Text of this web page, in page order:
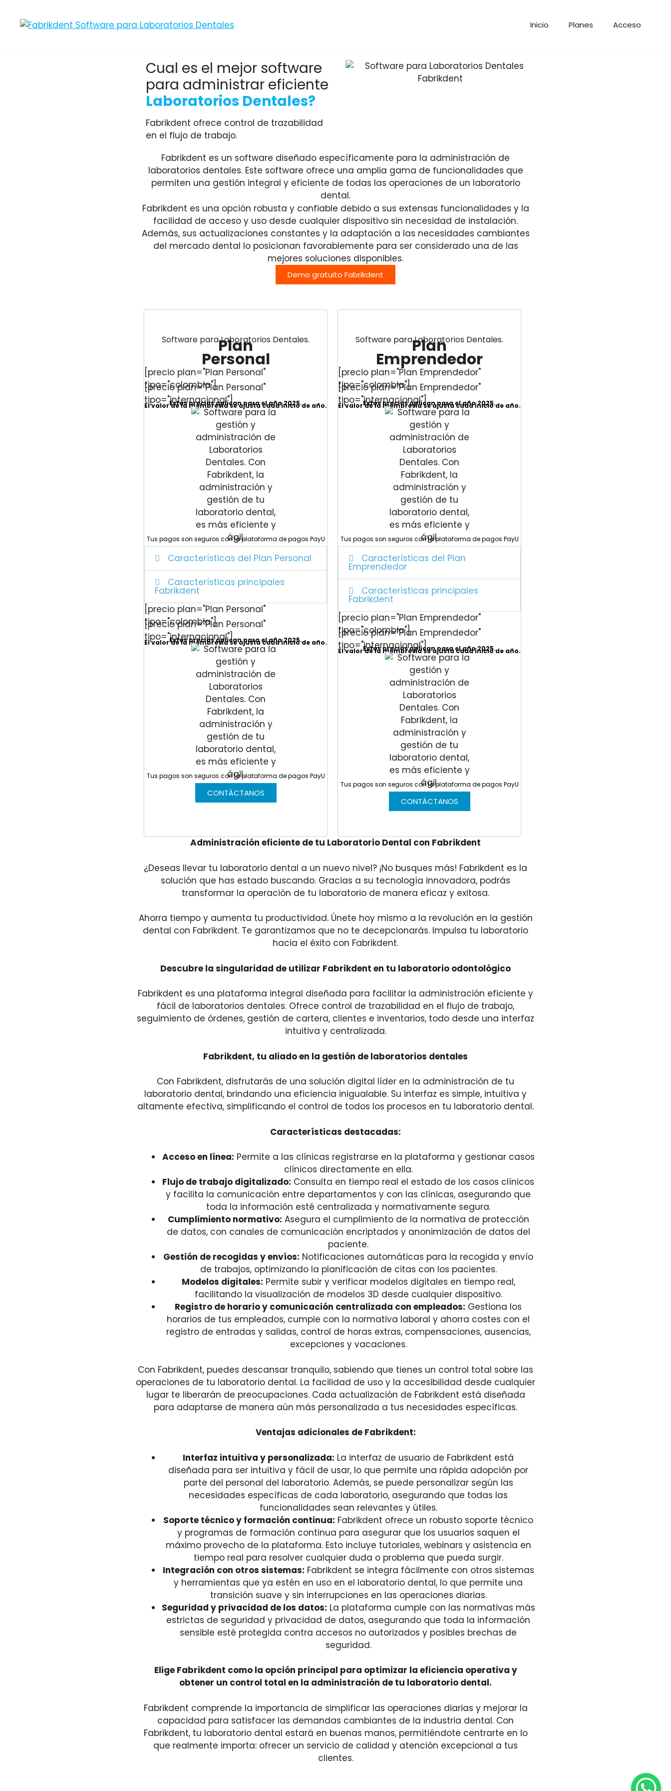
Inicio Planes Acceso
Cual es el mejor software
para administrar eficiente
Laboratorios Dentales?
Fabrikdent ofrece control de trazabilidad
en el flujo de trabajo.
Fabrikdent es un software diseñado específicamente para la administración de
laboratorios dentales. Este software ofrece una amplia gama de funcionalidades que
permiten una gestión integral y eficiente de todas las operaciones de un laboratorio
dental.
Fabrikdent es una opción robusta y confiable debido a sus extensas funcionalidades y la
facilidad de acceso y uso desde cualquier dispositivo sin necesidad de instalación.
Además, sus actualizaciones constantes y la adaptación a las necesidades cambiantes
del mercado dental lo posicionan favorablemente para ser considerado una de las
mejores soluciones disponibles​.
Demo gratuito Fabrikdent
Software para Laboratorios Dentales.
Plan
Personal
[precio plan="Plan Personal"
tipo="colombia"]
[precio plan="Plan Personal"
tipo="internacional"]
El valor de la membresía se ajusta cada inicio de año.
Estos precios aplican para el año 2025.
Tus pagos son seguros con la plataforma de pagos PayU
Características del Plan Personal
Características principales
Fabrikdent
[precio plan="Plan Personal"
tipo="colombia"]
[precio plan="Plan Personal"
tipo="internacional"]
El valor de la membresía se ajusta cada inicio de año.
Estos precios aplican para el año 2025.
Tus pagos son seguros con la plataforma de pagos PayU
CONTÁCTANOS
Software para Laboratorios Dentales.
Plan
Emprendedor
[precio plan="Plan Emprendedor"
tipo="colombia"]
[precio plan="Plan Emprendedor"
tipo="internacional"]
El valor de la membresía se ajusta cada inicio de año.
Estos precios aplican para el año 2025.
Tus pagos son seguros con la plataforma de pagos PayU
Características del Plan
Emprendedor
Características principales
Fabrikdent
[precio plan="Plan Emprendedor"
tipo="colombia"]
[precio plan="Plan Emprendedor"
tipo="internacional"]
El valor de la membresía se ajusta cada inicio de año.
Estos precios aplican para el año 2025.
Tus pagos son seguros con la plataforma de pagos PayU
CONTÁCTANOS
Administración eficiente de tu Laboratorio Dental con Fabrikdent
¿Deseas llevar tu laboratorio dental a un nuevo nivel? ¡No busques más! Fabrikdent es la
solución que has estado buscando. Gracias a su tecnología innovadora, podrás
transformar la operación de tu laboratorio de manera eficaz y exitosa.
Ahorra tiempo y aumenta tu productividad. Únete hoy mismo a la revolución en la gestión
dental con Fabrikdent. Te garantizamos que no te decepcionarás. Impulsa tu laboratorio
hacia el éxito con Fabrikdent.
Descubre la singularidad de utilizar Fabrikdent en tu laboratorio odontológico
Fabrikdent es una plataforma integral diseñada para facilitar la administración eficiente y
fácil de laboratorios dentales. Ofrece control de trazabilidad en el flujo de trabajo,
seguimiento de órdenes, gestión de cartera, clientes e inventarios, todo desde una interfaz
intuitiva y centralizada.
Fabrikdent, tu aliado en la gestión de laboratorios dentales
Con Fabrikdent, disfrutarás de una solución digital líder en la administración de tu
laboratorio dental, brindando una eficiencia inigualable. Su interfaz es simple, intuitiva y
altamente efectiva, simplificando el control de todos los procesos en tu laboratorio dental.
Características destacadas:
Acceso en línea: Permite a las clínicas registrarse en la plataforma y gestionar casos
clínicos directamente en ella.
Flujo de trabajo digitalizado: Consulta en tiempo real el estado de los casos clínicos
y facilita la comunicación entre departamentos y con las clínicas, asegurando que
toda la información esté centralizada y normativamente segura.
Cumplimiento normativo: Asegura el cumplimiento de la normativa de protección
de datos, con canales de comunicación encriptados y anonimización de datos del
paciente.
Gestión de recogidas y envíos: Notificaciones automáticas para la recogida y envío
de trabajos, optimizando la planificación de citas con los pacientes.
Modelos digitales: Permite subir y verificar modelos digitales en tiempo real,
facilitando la visualización de modelos 3D desde cualquier dispositivo.
Registro de horario y comunicación centralizada con empleados: Gestiona los
horarios de tus empleados, cumple con la normativa laboral y ahorra costes con el
registro de entradas y salidas, control de horas extras, compensaciones, ausencias,
excepciones y vacaciones.
Con Fabrikdent, puedes descansar tranquilo, sabiendo que tienes un control total sobre las
operaciones de tu laboratorio dental. La facilidad de uso y la accesibilidad desde cualquier
lugar te liberarán de preocupaciones. Cada actualización de Fabrikdent está diseñada
para adaptarse de manera aún más personalizada a tus necesidades específicas.
Ventajas adicionales de Fabrikdent:
Interfaz intuitiva y personalizada: La interfaz de usuario de Fabrikdent está
diseñada para ser intuitiva y fácil de usar, lo que permite una rápida adopción por
parte del personal del laboratorio. Además, se puede personalizar según las
necesidades específicas de cada laboratorio, asegurando que todas las
funcionalidades sean relevantes y útiles.
Soporte técnico y formación continua: Fabrikdent ofrece un robusto soporte técnico
y programas de formación continua para asegurar que los usuarios saquen el
máximo provecho de la plataforma. Esto incluye tutoriales, webinars y asistencia en
tiempo real para resolver cualquier duda o problema que pueda surgir.
Integración con otros sistemas: Fabrikdent se integra fácilmente con otros sistemas
y herramientas que ya estén en uso en el laboratorio dental, lo que permite una
transición suave y sin interrupciones en las operaciones diarias.
Seguridad y privacidad de los datos: La plataforma cumple con las normativas más
estrictas de seguridad y privacidad de datos, asegurando que toda la información
sensible esté protegida contra accesos no autorizados y posibles brechas de
seguridad.
Elige Fabrikdent como la opción principal para optimizar la eficiencia operativa y
obtener un control total en la administración de tu laboratorio dental.
Fabrikdent comprende la importancia de simplificar las operaciones diarias y mejorar la
capacidad para satisfacer las demandas cambiantes de la industria dental. Con
Fabrikdent, tu laboratorio dental estará en buenas manos, permitiéndote centrarte en lo
que realmente importa: ofrecer un servicio de calidad y atención excepcional a tus
clientes.